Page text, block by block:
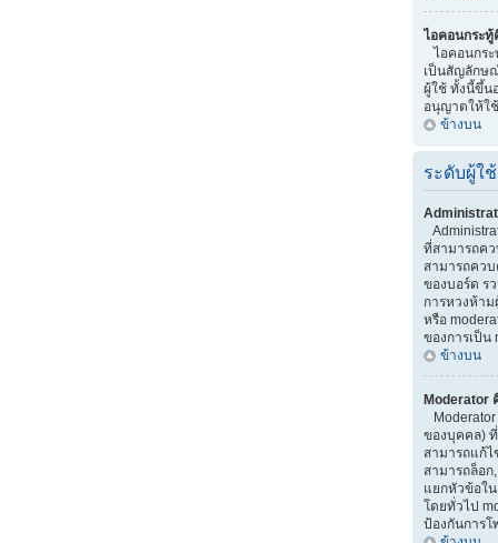
ไอคอนกระทู้
ไอคอนกระ
เป็นสัญลักษ
ผู้ใช้ ทั้งนี้ขึ้น
อนุญาตให้ใ
ข้างบน
ระดับผู้ใ
ที่สามารถค
สามารถคว
ของบอร์ด ร
การหวงห้าม
หรือ
ของการเป็น
ข้างบน
Moderator
ของบุคคล)
สามารถแก้
สามารถล็อก
แยกหัวข้อใ
โดยทั่วไป
ป้องกันการ